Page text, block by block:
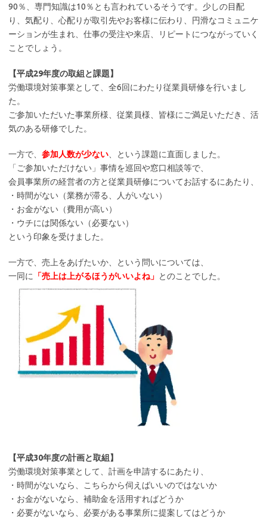
90％、専門知識は10％とも言われているそうです。少しの目配
り、気配り、心配りが取引先やお客様に伝わり、円滑なコミュニケ
ーションが生まれ、仕事の受注や来店、リピートにつながっていく
ことでしょう。
【平成29年度の取組と課題】
労働環境対策事業として、全6回にわたり従業員研修を行いまし
た。
ご参加いただいた事業所様、従業員様、皆様にご満足いただき、活
気のある研修でした。
一方で、 参加人数が少ない 、という課題に直面しました。
「ご参加いただけない」事情を巡回や窓口相談等で、
会員事業所の経営者の方と従業員研修についてお話するにあたり、
・時間がない（業務が滞る、人がいない）
・お金がない（費用が高い）
・ウチには関係ない（必要ない）
という印象を受けました。
一方で、売上をあげたいか、という問いについては、
一同に
「売上は上がるほうがいいよね」 とのことでした。
【平成30年度の計画と取組】
労働環境対策事業として、計画を申請するにあたり、
・時間がないなら、こちらから伺えばいいのではないか
・お金がないなら、補助金を活用すればどうか
・必要がないなら、必要がある事業所に提案してはどうか